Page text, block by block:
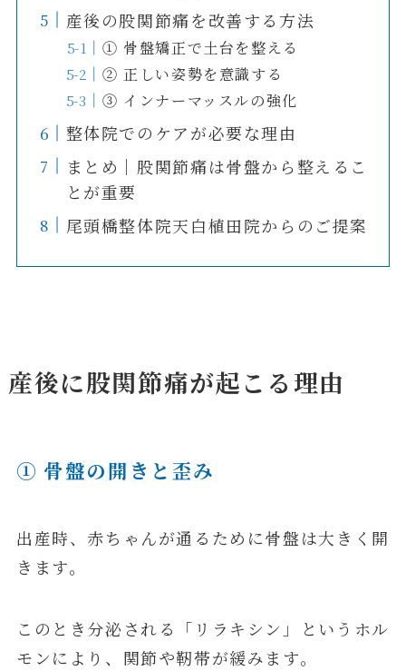
産後の股関節痛を改善する方法
① 骨盤矯正で土台を整える
② 正しい姿勢を意識する
③ インナーマッスルの強化
整体院でのケアが必要な理由
まとめ｜股関節痛は骨盤から整えるこ
とが重要
尾頭橋整体院天白植田院からのご提案
産後に股関節痛が起こる理由
① 骨盤の開きと歪み
出産時、赤ちゃんが通るために骨盤は大きく開
きます。
このとき分泌される「リラキシン」というホル
モンにより、関節や靭帯が緩みます。